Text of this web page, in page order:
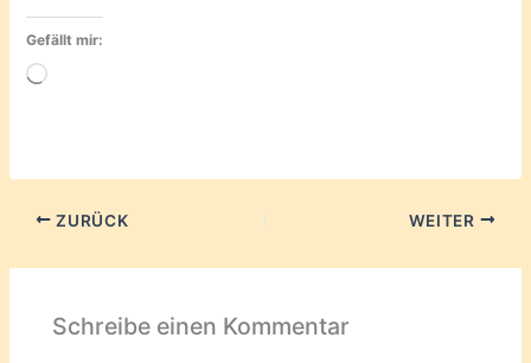
Gefällt mir:
Wird
ZURÜCK WEITER
Schreibe einen Kommentar